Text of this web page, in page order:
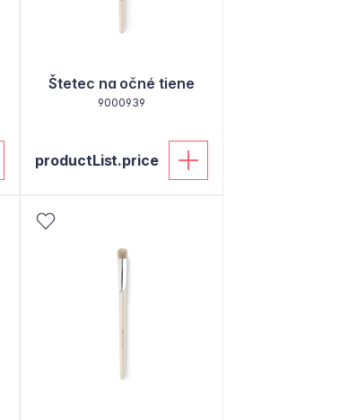
Štetec na očné tiene
9000939
productList.price